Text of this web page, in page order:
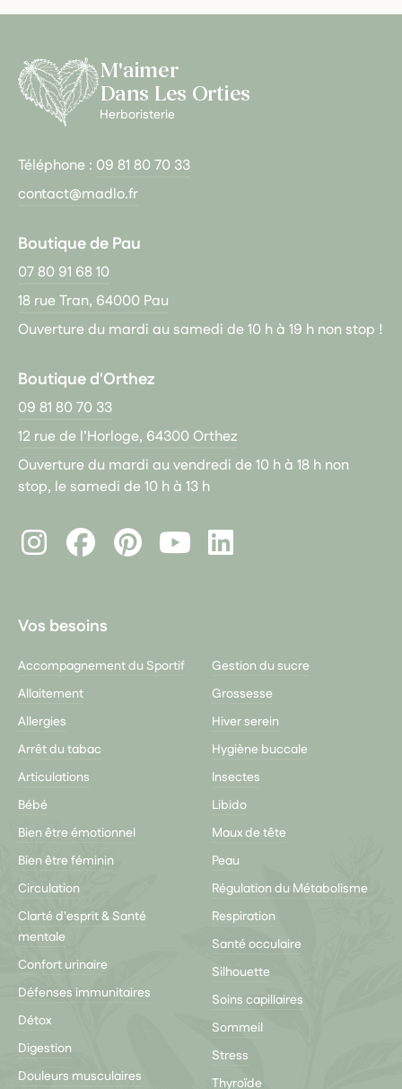
M'aimer
Dans Les Orties
Herboristerie
Téléphone : 09 81 80 70 33
contact@madlo.fr
Boutique de Pau
07 80 91 68 10
18 rue Tran, 64000 Pau
Ouverture du mardi au samedi de 10 h à 19 h non stop !
Boutique d'Orthez
09 81 80 70 33
12 rue de l’Horloge, 64300 Orthez
Ouverture du mardi au vendredi de 10 h à 18 h non
stop, le samedi de 10 h à 13 h
InstagramFacebookPinterest
LinkedIn
Vos besoins
Accompagnement du Sportif
Allaitement
Allergies
Arrêt du tabac
Articulations
Bébé
Bien être émotionnel
Bien être féminin
Circulation
Clarté d'esprit & Santé
mentale
Confort urinaire
Défenses immunitaires
Détox
Digestion
Douleurs musculaires
Gestion du sucre
Grossesse
Hiver serein
Hygiène buccale
Insectes
Libido
Maux de tête
Peau
Régulation du Métabolisme
Respiration
Santé occulaire
Silhouette
Soins capillaires
Sommeil
Stress
Thyroïde